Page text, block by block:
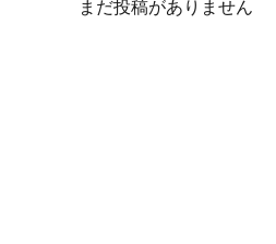
まだ投稿がありません